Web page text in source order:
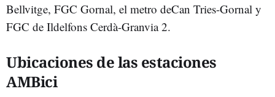
Bellvitge, FGC Gornal, el metro deCan Tries-Gornal y
FGC de Ildelfons Cerdà-Granvia 2.
Ubicaciones de las estaciones
AMBici